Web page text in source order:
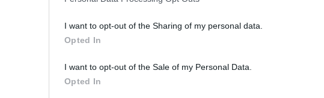
I want to opt-out of the Sharing of my personal data.
Opted In
I want to opt-out of the Sale of my Personal Data.
Opted In